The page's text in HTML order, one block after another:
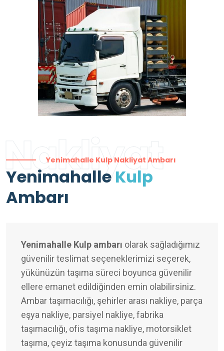
Nakliyat
Yenimahalle Kulp Nakliyat Ambarı
Yenimahalle Kulp
Ambarı
Yenimahalle Kulp ambarı olarak sağladığımız
güvenilir teslimat seçeneklerimizi seçerek,
yükünüzün taşıma süreci boyunca güvenilir
ellere emanet edildiğinden emin olabilirsiniz.
Ambar taşımacılığı, şehirler arası nakliye, parça
eşya nakliye, parsiyel nakliye, fabrika
taşımacılığı, ofis taşıma nakliye, motorsiklet
taşıma, çeyiz taşıma konusunda güvenilir